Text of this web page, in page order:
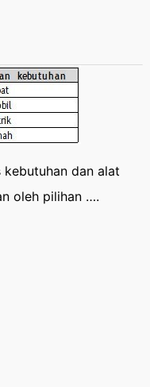
dan alat
oleh pilihan ….